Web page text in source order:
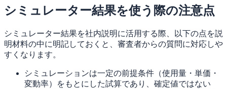
シミュレーター結果を使う際の注意点
シミュレーター結果を社内説明に活用する際、以下の点を説
明材料の中に明記しておくと、審査者からの質問に対応しや
すくなります。
シミュレーションは一定の前提条件（使用量・単価・
変動率）をもとにした試算であり、確定値ではない